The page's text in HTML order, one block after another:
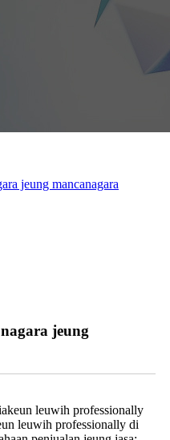
jeung mancanagara
jeung
leuwih professionally
leuwih professionally di